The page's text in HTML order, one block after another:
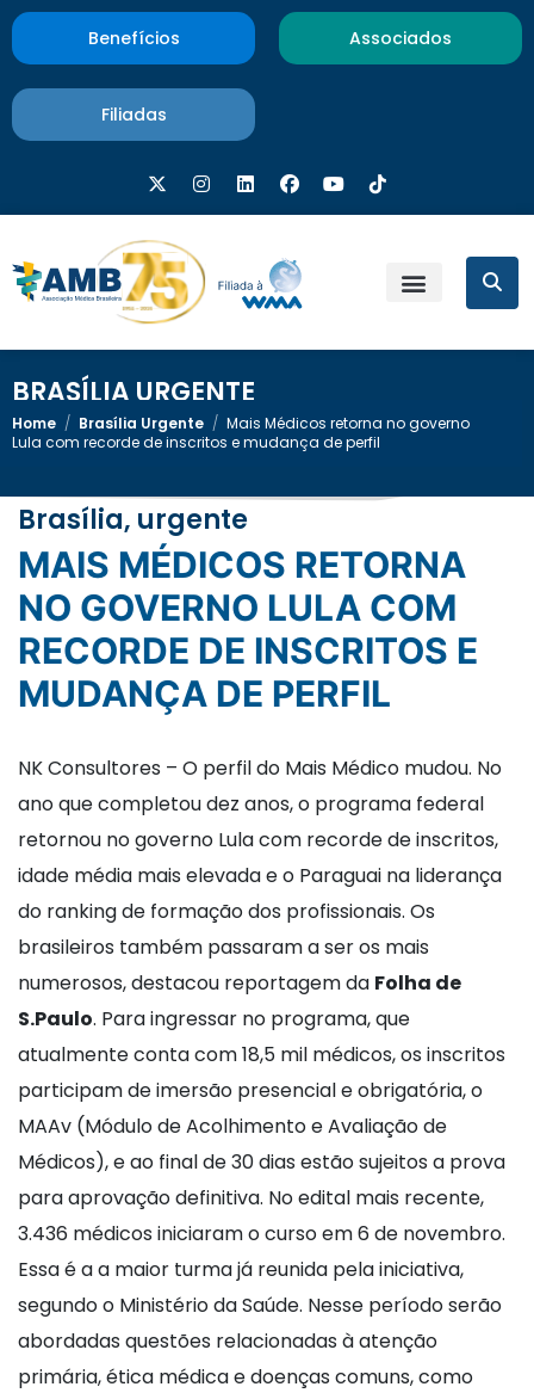
Benefícios Associados
Filiadas
BRASÍLIA URGENTE
Home / Brasília Urgente / Mais Médicos retorna no governo
Lula com recorde de inscritos e mudança de perfil
Brasília, urgente
MAIS MÉDICOS RETORNA
NO GOVERNO LULA COM
RECORDE DE INSCRITOS E
MUDANÇA DE PERFIL
NK Consultores – O perfil do Mais Médico mudou. No
ano que completou dez anos, o programa federal
retornou no governo Lula com recorde de inscritos,
idade média mais elevada e o Paraguai na liderança
do ranking de formação dos profissionais. Os
brasileiros também passaram a ser os mais
numerosos, destacou reportagem da Folha de
S.Paulo. Para ingressar no programa, que
atualmente conta com 18,5 mil médicos, os inscritos
participam de imersão presencial e obrigatória, o
MAAv (Módulo de Acolhimento e Avaliação de
Médicos), e ao final de 30 dias estão sujeitos a prova
para aprovação definitiva. No edital mais recente,
3.436 médicos iniciaram o curso em 6 de novembro.
Essa é a a maior turma já reunida pela iniciativa,
segundo o Ministério da Saúde. Nesse período serão
abordadas questões relacionadas à atenção
primária, ética médica e doenças comuns, como